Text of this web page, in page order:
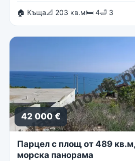
🏠 Къща📐 203 кв.м🛏 4🛁 3
42 000 €
Парцел с площ от 489
морска панорама